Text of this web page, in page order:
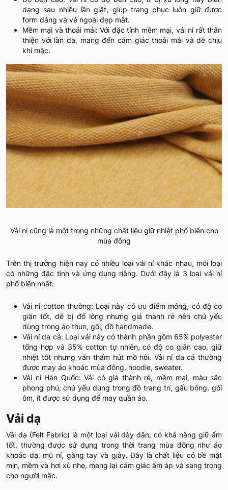
dạng sau nhiều lần giặt, giúp trang phục luôn giữ được
form dáng và vẻ ngoài đẹp mắt.
Mềm mại và thoải mái: Với đặc tính mềm mại, vải nỉ rất thân
thiện với làn da, mang đến cảm giác thoải mái và dễ chịu
khi mặc.
Vải nỉ cũng là một trong những chất liệu giữ nhiệt phổ biến cho
mùa đông
Trên thị trường hiện nay có nhiều loại vải nỉ khác nhau, mỗi loại
có những đặc tính và ứng dụng riêng. Dưới đây là 3 loại vải nỉ
phổ biến nhất:
Vải nỉ cotton thường: Loại này có ưu điểm mỏng, có độ co
giãn tốt, dễ bị đổ lông nhưng giá thành rẻ nên chủ yếu
dùng trong áo thun, gối, đồ handmade.
Vải nỉ da cá: Loại vải này có thành phần gồm 65% polyester
tổng hợp và 35% cotton tự nhiên, có độ co giãn cao, giữ
nhiệt tốt nhưng vẫn thấm hút mồ hôi. Vải nỉ da cá thường
được may áo khoác mùa đông, hoodie, sweater.
Vải nỉ Hàn Quốc: Vải có giá thành rẻ, mềm mại, màu sắc
phong phú, chủ yếu dùng trong đồ trang trí, gấu bông, gối
ôm, ít được sử dụng để may quần áo.
Vải dạ
Vải dạ (Felt Fabric) là một loại vải dày dặn, có khả năng giữ ấm
tốt, thường được sử dụng trong thời trang mùa đông như áo
khoác dạ, mũ nỉ, găng tay và giày. Đây là chất liệu có bề mặt
mịn, mềm và hơi xù nhẹ, mang lại cảm giác ấm áp và sang trọng
cho người mặc.